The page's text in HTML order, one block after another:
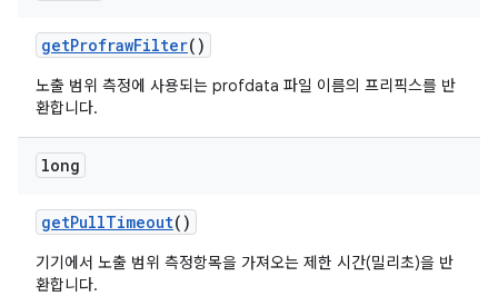
getProfrawFilter()
노출 범위 측정에 사용되는 profdata 파일 이름의 프리픽스를 반
환합니다.
long
getPullTimeout()
기기에서 노출 범위 측정항목을 가져오는 제한 시간(밀리초)을 반
환합니다.